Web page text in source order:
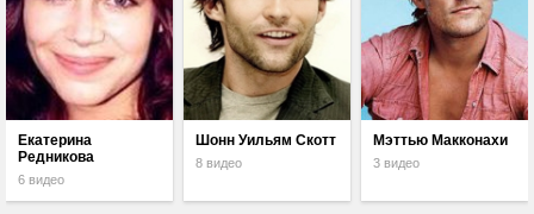
Екатерина
Редникова
6 видео
Шонн Уильям Скотт
8 видео
Мэттью Макконахи
3 видео